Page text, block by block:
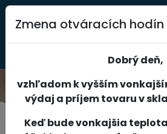
0
Zmena otváracích hodín
Dobrý deň,
vzhľadom k vyšším
výdaj a príjem tovaru v
Keď bude vonkajšia